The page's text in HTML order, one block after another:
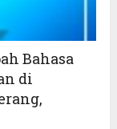
Bahasa
di